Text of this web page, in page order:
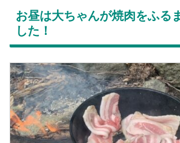
お昼は大ちゃんが焼肉をふる
した！